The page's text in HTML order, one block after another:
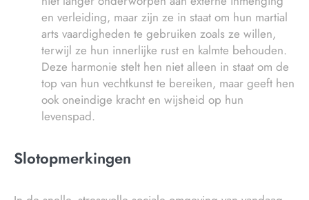
en verleiding, maar zijn ze in staat om hun martial
arts vaardigheden te gebruiken zoals ze willen,
terwijl ze hun innerlijke rust en kalmte behouden.
Deze harmonie stelt hen niet alleen in staat om de
top van hun vechtkunst te bereiken, maar geeft hen
ook oneindige kracht en wijsheid op hun
levenspad.
Slotopmerkingen